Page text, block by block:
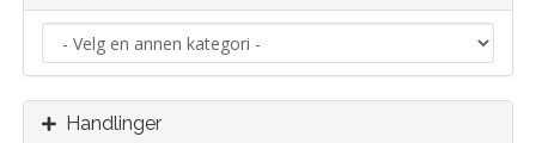
Handlinger